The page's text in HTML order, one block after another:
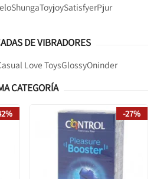
ShungaToyjoySatisfyerPjur
DE VIBRADORES
Love ToysGlossyOninder
CATEGORÍA
-27%